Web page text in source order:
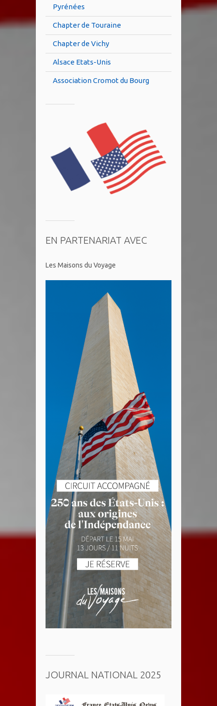
Pyrénées
Chapter de Touraine
Chapter de Vichy
Alsace Etats-Unis
Association Cromot du Bourg
EN PARTENARIAT AVEC
Les Maisons du Voyage
JOURNAL NATIONAL 2025